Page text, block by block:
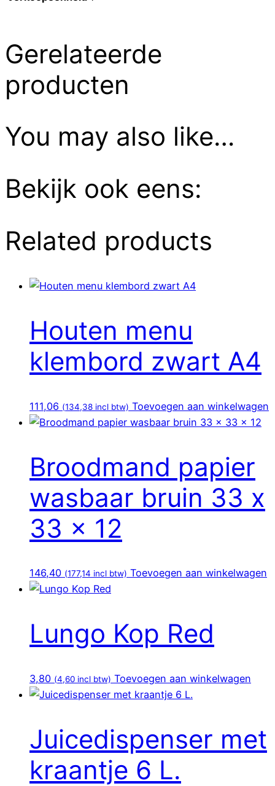
Gerelateerde
producten
You may also like…
Bekijk ook eens:
Related products
Houten menu
klembord zwart A4
111,06 (134,38 incl btw) Toevoegen aan winkelwagen
Broodmand papier
wasbaar bruin 33 x
33 x 12
146,40 (177,14 incl btw) Toevoegen aan winkelwagen
Lungo Kop Red
3,80 (4,60 incl btw) Toevoegen aan winkelwagen
Juicedispenser met
kraantje 6 L.